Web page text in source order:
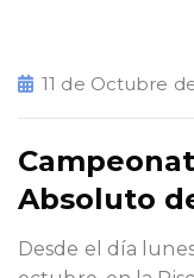
11 de Octubre
Absoluto
Desde el día